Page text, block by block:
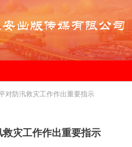
对防汛救灾工作作出重要指示
灾工作作出重要指示